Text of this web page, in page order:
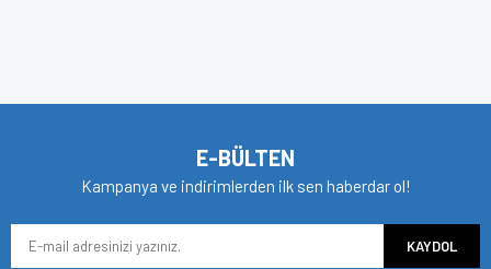
Ürün resmi kalitesiz, bozuk veya görüntülenemiyor.
Ürün açıklamasında eksik bilgiler bulunuyor.
Ürün fiyatı diğer sitelerden daha pahalı.
E-BÜLTEN
Kampanya ve indirimlerden ilk sen haberdar ol!
KAYDOL